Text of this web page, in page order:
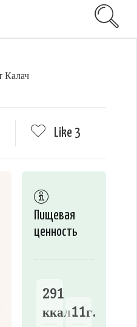
Like 3
Пищевая
ценность
291
ккал.11г.